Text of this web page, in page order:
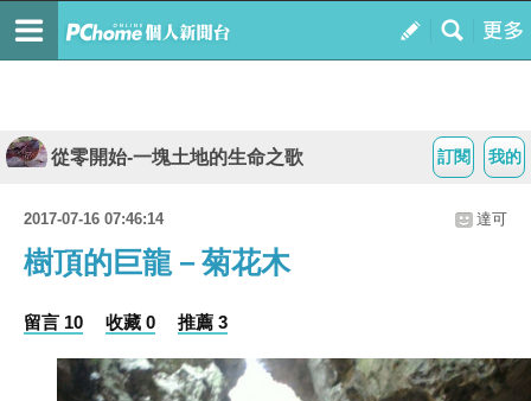
我的
訂閱
從零開始-一塊土地的生命之歌
2017-07-16 07:46:14 達可
樹頂的巨龍－菊花木
留言 10 收藏 0 推薦 3